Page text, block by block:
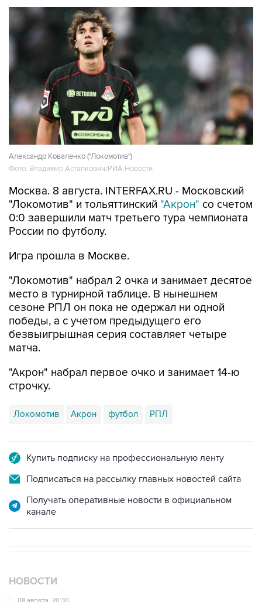
Александр Коваленко ("Локомотив")
Фото: Владимир Астапкович/РИА Новости
Москва. 8 августа. INTERFAX.RU - Московский
"Локомотив" и тольяттинский "Акрон" со счетом
0:0 завершили матч третьего тура чемпионата
России по футболу.
Игра прошла в Москве.
"Локомотив" набрал 2 очка и занимает десятое
место в турнирной таблице. В нынешнем
сезоне РПЛ он пока не одержал ни одной
победы, а с учетом предыдущего его
безвыигрышная серия составляет четыре
матча.
"Акрон" набрал первое очко и занимает 14-ю
строчку.
Локомотив Акрон футбол РПЛ
Купить подписку на профессиональную ленту
Подписаться на рассылку главных новостей сайта
Получать оперативные новости в официальном
канале
НОВОСТИ